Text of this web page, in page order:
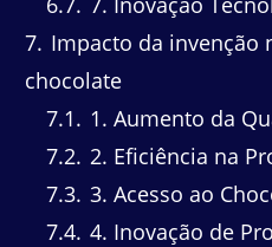
7 Impacto da invenção
chocolate
7.1
1. Aumento da
7.2 2. Eficiência na
7.3 3. Acesso ao
7.4 4. Inovação de